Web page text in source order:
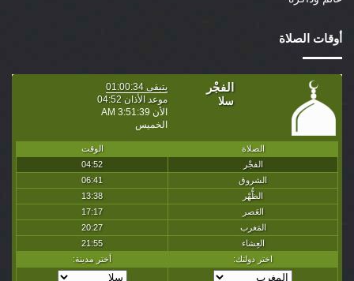
أوقات الصلاة